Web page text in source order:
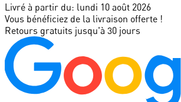
Livré à partir du: lundi 10 août 2026
Vous bénéficiez de la livraison offerte !
Retours gratuits jusqu'à 30 jours